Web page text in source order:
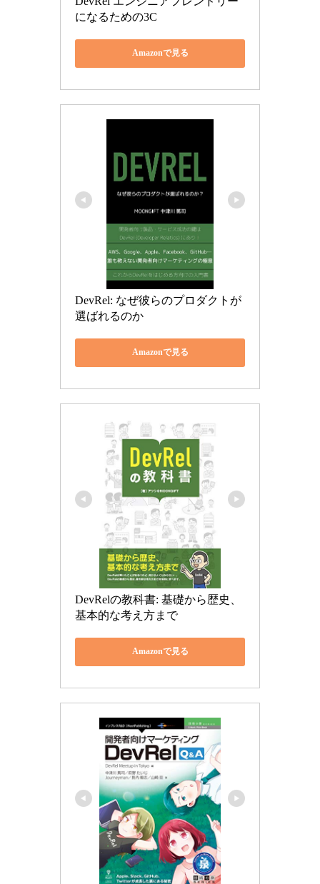
になるための3C
Amazonで見る
DevRel: なぜ彼らのプロダクトが
選ばれるのか
Amazonで見る
DevRelの教科書: 基礎から歴史、
基本的な考え方まで
Amazonで見る